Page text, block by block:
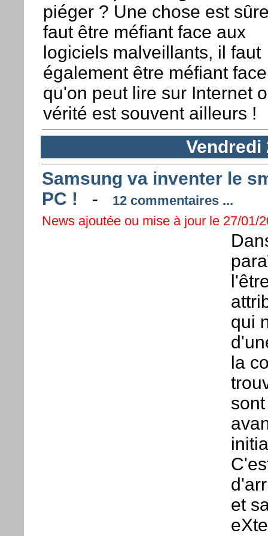
piéger ? Une chose est
faut être méfiant face aux
logiciels malveillants, il faut
également être méfiant
qu'on peut lire sur Internet
vérité est souvent ailleurs !
Vendredi
Samsung va inventer le
PC ! -
12 commentaires ...
News ajoutée ou mise à jour le 27/01/
qui
la
et